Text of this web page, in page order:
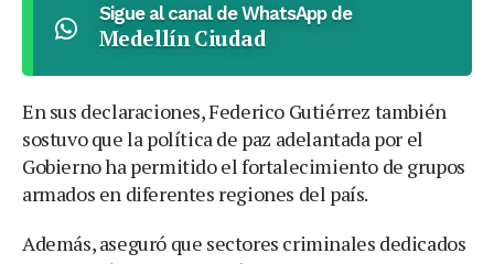
Sigue al canal de WhatsApp de
Medellín Ciudad
En sus declaraciones, Federico Gutiérrez también
sostuvo que la política de paz adelantada por el
Gobierno ha permitido el fortalecimiento de grupos
armados en diferentes regiones del país.
Además, aseguró que sectores criminales dedicados